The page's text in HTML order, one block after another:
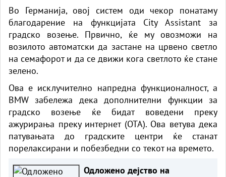
Во Германија, овој систем оди чекор понатаму
благодарение на функцијата City Assistant за
градско возење. Првично, ќе му овозможи на
возилото автоматски да застане на црвено светло
на семафорот и да се движи кога светлото ќе стане
зелено.
Ова е исклучително напредна функционалност, а
BMW забележа дека дополнителни функции за
градско возење ќе бидат воведени преку
ажурирања преку интернет (OTA). Ова ветува дека
патувањата до градските центри ќе станат
порелаксирани и побезбедни со текот на времето.
Одложено дејство на